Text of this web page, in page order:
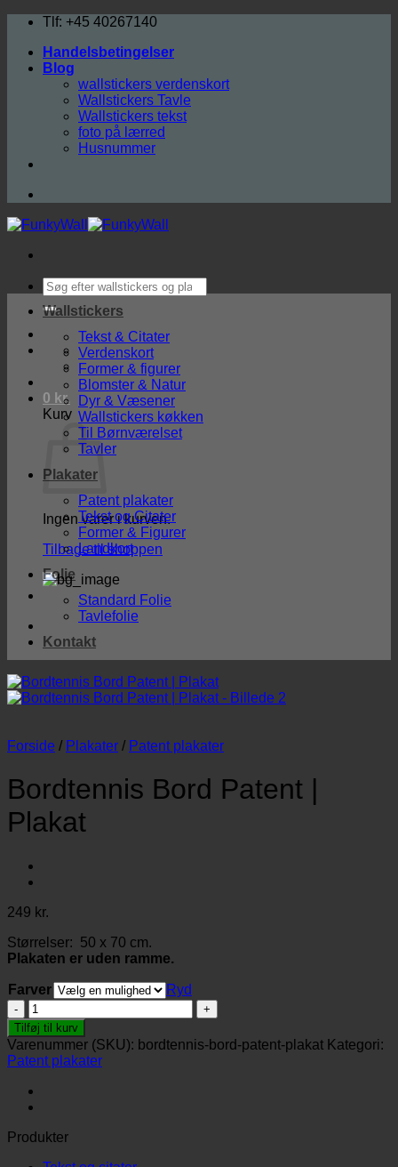
Fortsæt
indhold
Tlf: +45 40267140
Handelsbetingelser
Blog
wallstickers verdenskort
Wallstickers Tavle
Wallstickers tekst
foto på lærred
Husnummer
Søg
efter:
0 kr.
Kurv
Ingen varer i kurven.
Tilbage til shoppen
Wallstickers
Tekst & Citater
Verdenskort
Former & figurer
Blomster & Natur
Dyr & Væsener
Wallstickers køkken
Til Børnværelset
Tavler
Plakater
Patent plakater
Tekst og Citater
Former & Figurer
Landkort
Folie
Standard Folie
Tavlefolie
Kontakt
Forside / Plakater / Patent plakater
Bordtennis Bord Patent |
Plakat
249 kr.
Størrelser: 50 x 70 cm.
Plakaten er uden ramme.
Farver
Ryd
Bordtennis
Bord
Patent
|
Plakat
antal
Tilføj til kurv
Varenummer (SKU): bordtennis-bord-patent-plakat Kategori:
Patent plakater
Produkter